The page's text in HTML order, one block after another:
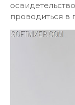
проводиться в